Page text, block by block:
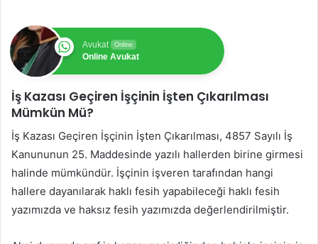
Avukat Online
Online Avukat
İş Kazası Geçiren İşçinin İşten Çıkarılması
Mümkün Mü?
İş Kazası Geçiren İşçinin İşten Çıkarılması, 4857 Sayılı İş
Kanununun 25. Maddesinde yazılı hallerden birine girmesi
halinde mümkündür. İşçinin işveren tarafından hangi
hallere dayanılarak haklı fesih yapabileceği haklı fesih
yazımızda ve haksız fesih yazımızda değerlendirilmiştir.